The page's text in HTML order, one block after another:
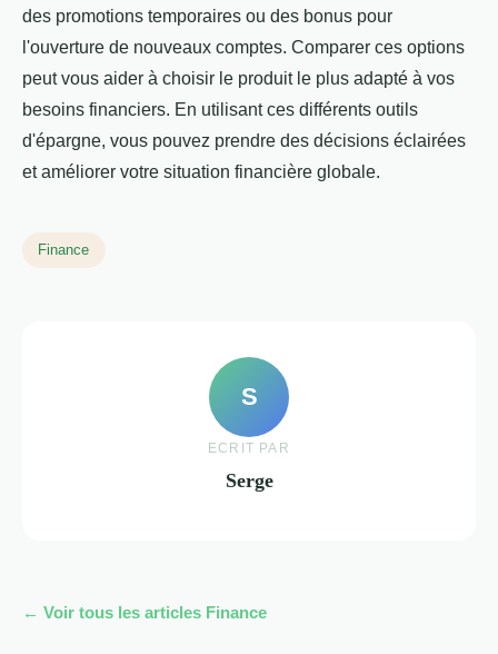
des promotions temporaires ou des bonus pour
l'ouverture de nouveaux comptes. Comparer ces options
peut vous aider à choisir le produit le plus adapté à vos
besoins financiers. En utilisant ces différents outils
d'épargne, vous pouvez prendre des décisions éclairées
et améliorer votre situation financière globale.
Finance
S
ECRIT PAR
Serge
← Voir tous les articles Finance